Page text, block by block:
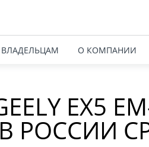
ВЛАДЕЛЬЦАМ О КОМПАНИИ
EX5
В РОССИИ